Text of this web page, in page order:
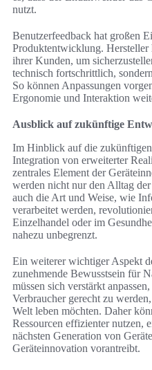
nutzt.
Benutzerfeedback hat großen
Produktentwicklung.
ihrer Kunden, um
technisch fortschrittlich,
So können Anpassungen
Ergonomie und Interaktion
Ausblick auf zukünftige
Im Hinblick auf die
Integration von erweiterter
zentrales Element der
werden nicht nur den Alltag
auch die Art und Weise, wie
verarbeitet werden,
Einzelhandel oder im
nahezu unbegrenzt.
Ein weiterer wichtiger Aspekt
zunehmende Bewusstsein für
müssen sich verstärkt
Verbraucher gerecht zu
Welt leben möchten. Daher
Ressourcen effizienter nutzen,
nächsten Generation von
Geräteinnovation vorantreibt.